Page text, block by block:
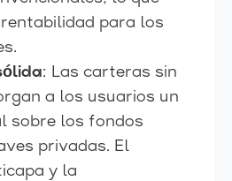
para los
: Las carteras sin
a los usuarios un
sobre los fondos
privadas. El
y la